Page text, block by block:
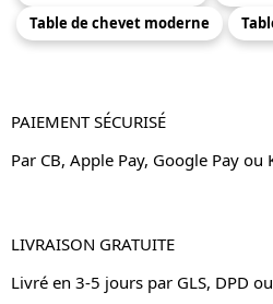
Table de chevet moderne
PAIEMENT SÉCURISÉ
Par CB, Apple Pay, Google Pay ou
LIVRAISON GRATUITE
Livré en 3-5 jours par GLS, DPD